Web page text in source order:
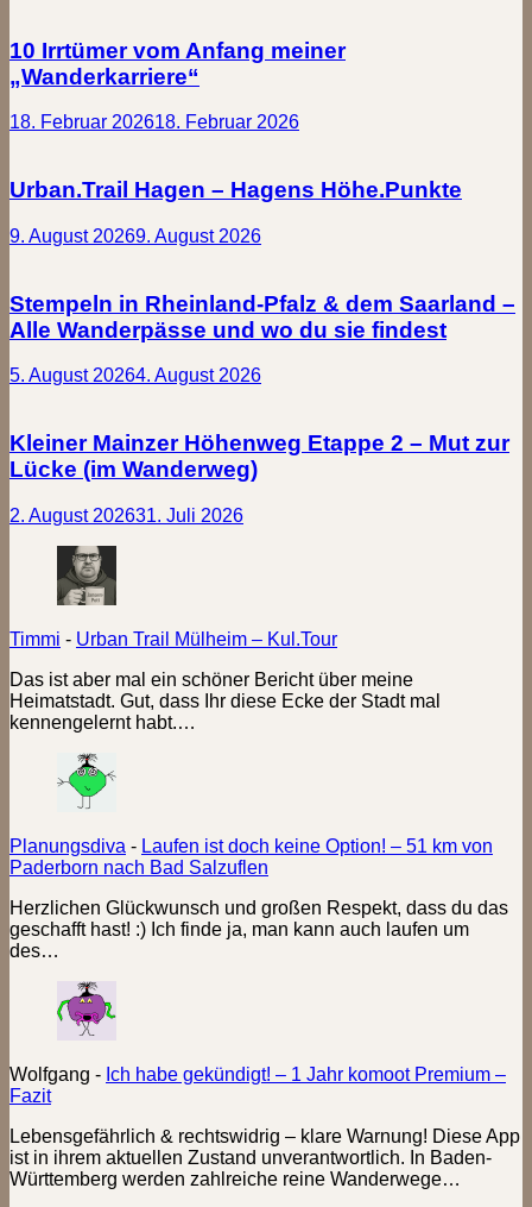
10 Irrtümer vom Anfang meiner
„Wanderkarriere“
18. Februar 202618. Februar 2026
Urban.Trail Hagen – Hagens Höhe.Punkte
9. August 20269. August 2026
Stempeln in Rheinland-Pfalz & dem Saarland –
Alle Wanderpässe und wo du sie findest
5. August 20264. August 2026
Kleiner Mainzer Höhenweg Etappe 2 – Mut zur
Lücke (im Wanderweg)
2. August 202631. Juli 2026
Timmi - Urban Trail Mülheim – Kul.Tour
Das ist aber mal ein schöner Bericht über meine
Heimatstadt. Gut, dass Ihr diese Ecke der Stadt mal
kennengelernt habt.…
Planungsdiva - Laufen ist doch keine Option! – 51 km von
Paderborn nach Bad Salzuflen
Herzlichen Glückwunsch und großen Respekt, dass du das
geschafft hast! :) Ich finde ja, man kann auch laufen um
des…
Wolfgang - Ich habe gekündigt! – 1 Jahr komoot Premium –
Fazit
Lebensgefährlich & rechtswidrig – klare Warnung! Diese App
ist in ihrem aktuellen Zustand unverantwortlich. In Baden-
Württemberg werden zahlreiche reine Wanderwege…